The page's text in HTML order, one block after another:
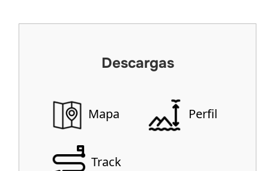
Descargas
Mapa Perfil
Track